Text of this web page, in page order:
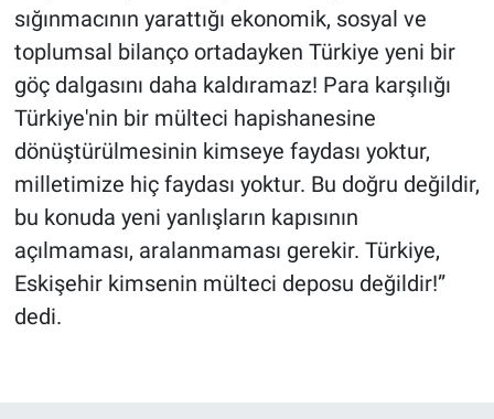
sığınmacının yarattığı ekonomik, sosyal ve
toplumsal bilanço ortadayken Türkiye yeni bir
göç dalgasını daha kaldıramaz! Para karşılığı
Türkiye'nin bir mülteci hapishanesine
dönüştürülmesinin kimseye faydası yoktur,
milletimize hiç faydası yoktur. Bu doğru değildir,
bu konuda yeni yanlışların kapısının
açılmaması, aralanmaması gerekir. Türkiye,
Eskişehir kimsenin mülteci deposu değildir!”
dedi.